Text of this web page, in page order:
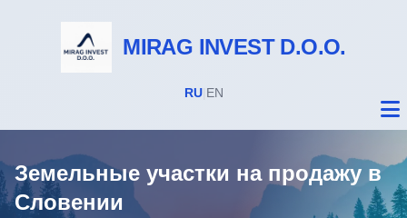
MIRAG INVEST D.O.O.
RU| EN
Земельные участки на продажу в
Словении